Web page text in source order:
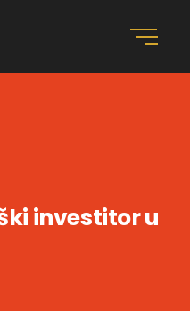
investitor u